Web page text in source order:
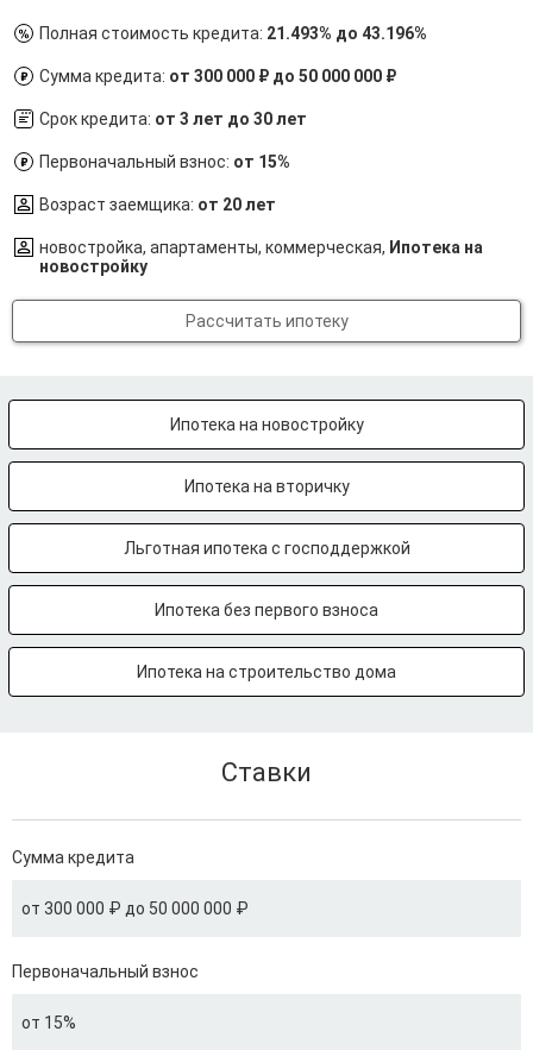
Полная стоимость кредита: 21.493% до 43.196%
Сумма кредита: от 300 000 ₽ до 50 000 000 ₽
Срок кредита: от 3 лет до 30 лет
Первоначальный взнос: от 15%
Возраст заемщика: от 20 лет
новостройка, апартаменты, коммерческая, Ипотека на
новостройку
Рассчитать ипотеку
Ипотека на новостройку
Ипотека на вторичку
Льготная ипотека с господдержкой
Ипотека без первого взноса
Ипотека на строительство дома
Ставки
Сумма кредита
от 300 000 ₽ до 50 000 000 ₽
Первоначальный взнос
от 15%